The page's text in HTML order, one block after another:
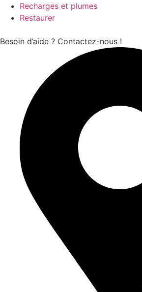
Recharges et plumes
Restaurer
Besoin d’aide ? Contactez-nous !